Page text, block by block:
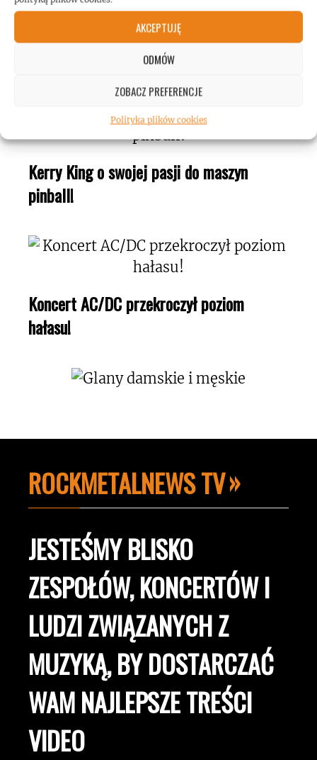
AKCEPTUJĘ
ODMÓW
ZOBACZ PREFERENCJE
Polityka plików cookies
Mężczyzna wspiął się na wieżowiec w
Taipej! Podczas wspinaczki słuchał Toola!
Kerry King o swojej pasji do maszyn
pinball!
Koncert AC/DC przekroczył poziom
hałasu!
ROCKMETALNEWS TV
JESTEŚMY BLISKO
ZESPOŁÓW, KONCERTÓW I
LUDZI ZWIĄZANYCH Z
MUZYKĄ, BY DOSTARCZAĆ
WAM NAJLEPSZE TREŚCI
VIDEO